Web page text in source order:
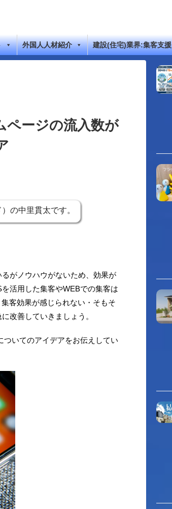
外国人人材紹介 建設(住宅)業界:集客支援
ページの流入数が
の中里貫太です。
がノウハウがないため、効果が
活用した集客やWEBでの集客は
客効果が感じられない・そもそ
改善していきましょう。
いてのアイデアをお伝えしてい